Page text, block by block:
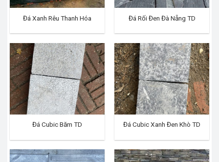
Đá Xanh Rêu Thanh Hóa Đá Rối Đen Đà Nẵng TD
Đá Cubic Băm TD Đá Cubic Xanh Đen Khò TD